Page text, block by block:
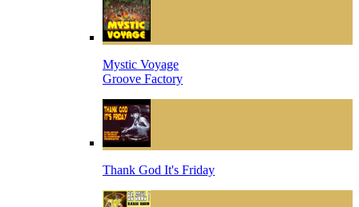
Mystic Voyage
Groove Factory
Thank God It's Friday